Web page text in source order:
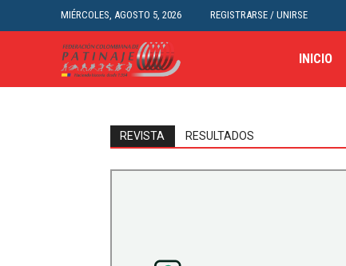
MIÉRCOLES, AGOSTO 5, 2026 REGISTRARSE / UNIRSE
INICIO
REVISTA RESULTADOS